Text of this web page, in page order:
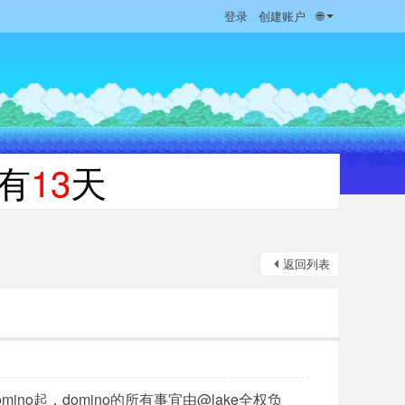
登录 创建账户 🌐
13天
返回列表
起，domino的所有事宜由@lake全权负